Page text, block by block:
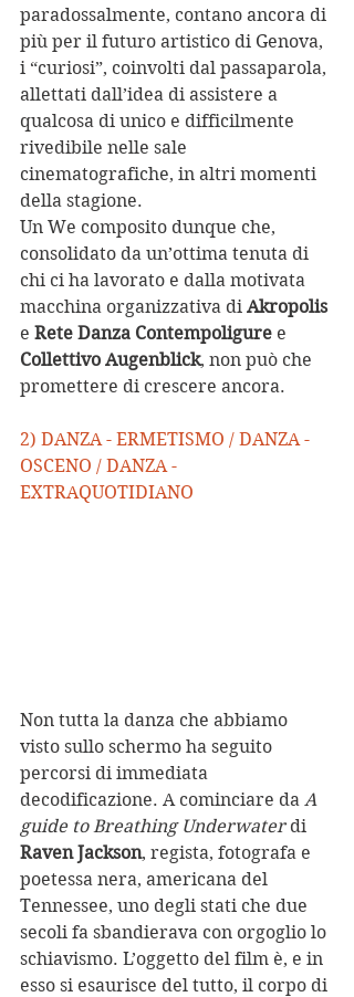
paradossalmente, contano ancora di
più per il futuro artistico di Genova,
i “curiosi”, coinvolti dal passaparola,
allettati dall’idea di assistere a
qualcosa di unico e difficilmente
rivedibile nelle sale
cinematografiche, in altri momenti
della stagione.
Un We composito dunque che,
consolidato da un’ottima tenuta di
chi ci ha lavorato e dalla motivata
macchina organizzativa di Akropolis
e Rete Danza Contempoligure e
Collettivo Augenblick, non può che
promettere di crescere ancora.
2) DANZA - ERMETISMO / DANZA -
OSCENO / DANZA -
EXTRAQUOTIDIANO
Non tutta la danza che abbiamo
visto sullo schermo ha seguito
percorsi di immediata
decodificazione. A cominciare da A
guide to Breathing Underwater di
Raven Jackson, regista, fotografa e
poetessa nera, americana del
Tennessee, uno degli stati che due
secoli fa sbandierava con orgoglio lo
schiavismo. L’oggetto del film è, e in
esso si esaurisce del tutto, il corpo di